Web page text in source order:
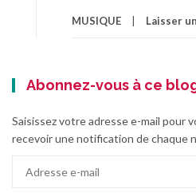
MUSIQUE Laisser
Abonnez-vous à ce
Saisissez votre adresse e-mail pour
recevoir une notification de chaque